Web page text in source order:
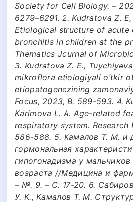
Society for Cell Biology. –
6279–6291. 2. Kudratova Z.
Etiological structure of acute
bronchitis in children at the
Thematics Journal of
3. Kudratova Z. E.,
mikroflora etiologiyali o’tkir
etiopatogenezining
Focus, 2023, B. 589-593. 4.
Karimova L. A. Age-related
respiratory system. Research
586-588. 5. Камалов Т. М. и
гормональная
гипогонадизма у
возраста //Медицина и
– №. 9. – С. 17-20. 6.
У. К., Камалов Т. М.